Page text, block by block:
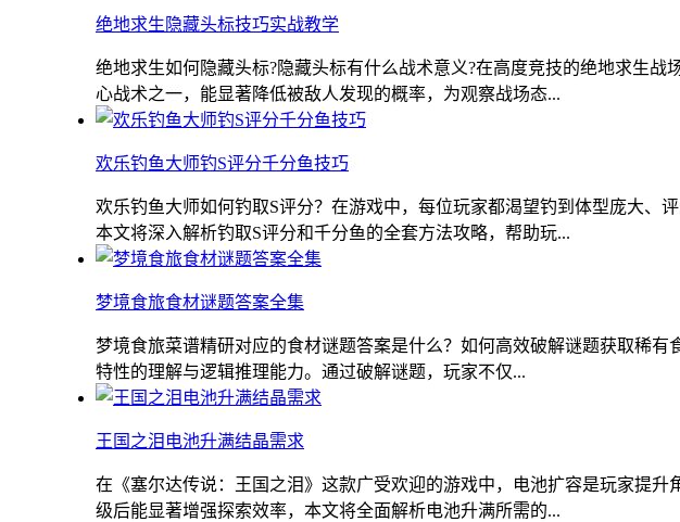
绝地求生隐藏头标技巧实战教学
绝地求生如何隐藏头标?隐藏头标有什么战术意义?在高度竞技的绝地求生
心战术之一，能显著降低被敌人发现的概率，为观察战场态...
欢乐钓鱼大师钓S评分千分鱼技巧
欢乐钓鱼大师如何钓取S评分？在游戏中，每位玩家都渴望钓到体型庞大、
本文将深入解析钓取S评分和千分鱼的全套方法攻略，帮助玩...
梦境食旅食材谜题答案全集
梦境食旅菜谱精研对应的食材谜题答案是什么？如何高效破解谜题获取稀
特性的理解与逻辑推理能力。通过破解谜题，玩家不仅...
王国之泪电池升满结晶需求
在《塞尔达传说：王国之泪》这款广受欢迎的游戏中，电池扩容是玩家提
级后能显著增强探索效率，本文将全面解析电池升满所需的...